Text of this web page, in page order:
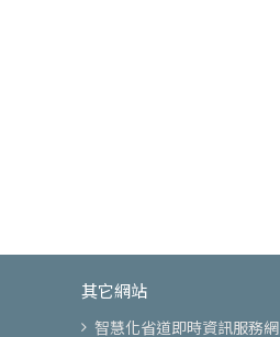
其它網站
智慧化省道即時資訊服務網